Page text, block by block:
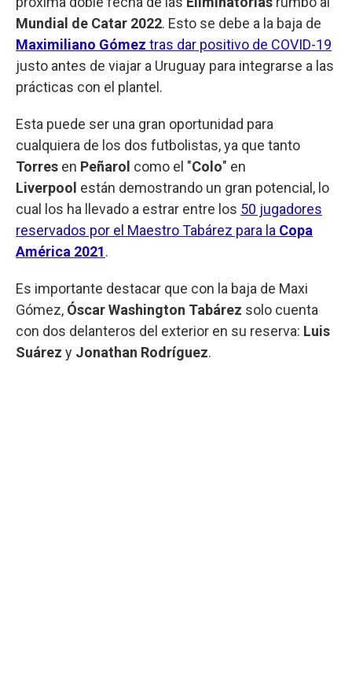
Mundial de Catar 2022. Esto se debe a la baja de
Maximiliano Gómez tras dar positivo de COVID-19
justo antes de viajar a Uruguay para integrarse a las
prácticas con el plantel.
Esta puede ser una gran oportunidad para
cualquiera de los dos futbolistas, ya que tanto
Torres en Peñarol como el "Colo" en
Liverpool están demostrando un gran potencial, lo
cual los ha llevado a estrar entre los 50 jugadores
reservados por el Maestro Tabárez para la Copa
América 2021.
Es importante destacar que con la baja de Maxi
Gómez, Óscar Washington Tabárez solo cuenta
con dos delanteros del exterior en su reserva: Luis
Suárez y Jonathan Rodríguez.